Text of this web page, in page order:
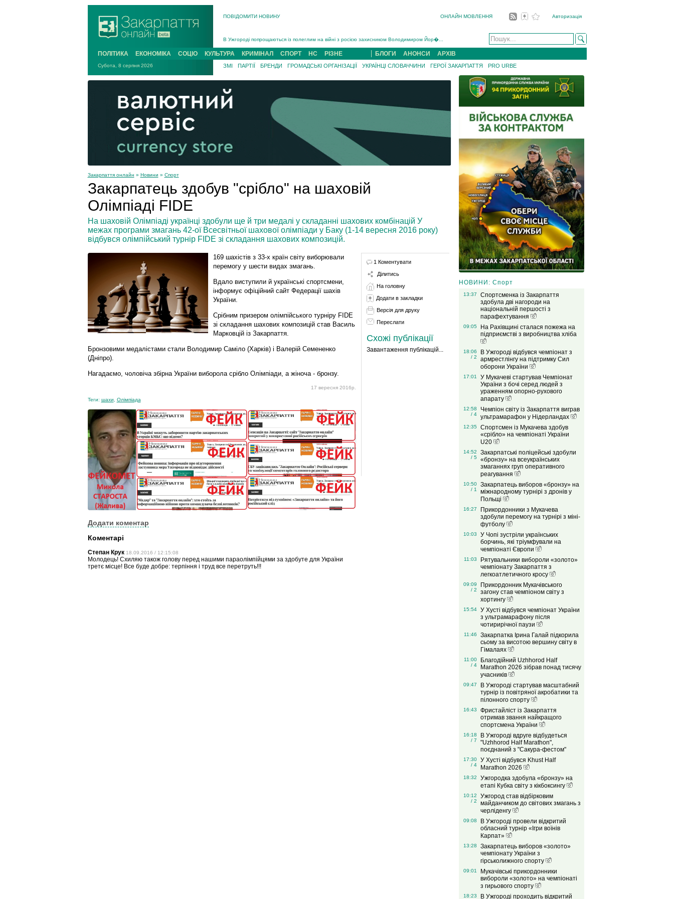
ПОВІДОМИТИ НОВИНУ ОНЛАЙН МОВЛЕННЯ Авторизація
В Ужгороді попрощаються із полеглим на війні з росією захисником Володимиром Йор�...
В Ужгороді 5 серпня попрощаються із захисником Богданом Югасом, який два роки �...
Підтвердили загибель захисника із Нанкова на Хустщині Юліана Гербея (ФОТО)[/gree...
На війні з рф поліг військовий з Виноградова Ігнат Роздяловський (ФОТО)...
На Хустщині внаслідок ДТП за участі трьох авто постраждали 13 людей (ФОТО)...
Інструктора районного ТЦК на Закарпатті судитимуть за обвинувачен...
ПОЛІТИКА ЕКОНОМІКА СОЦІО КУЛЬТУРА КРИМІНАЛ СПОРТ НС РІЗНЕ БЛОГИ АНОНСИ АРХІВ
Субота, 8 серпня 2026 ЗМІ ПАРТІЇ БРЕНДИ ГРОМАДСЬКІ ОРГАНІЗАЦІЇ УКРАЇНЦІ СЛОВАЧЧИНИ ГЕРОЇ ЗАКАРПАТТЯ PRO URBE
Закарпаття онлайн » Новини » Спорт
Закарпатець здобув "срібло" на шаховій
Олімпіаді FIDE
На шаховій Олімпіаді українці здобули ще й три медалі у складанні шахових комбінацій У
межах програми змагань 42-ої Всесвітньої шахової олімпіади у Баку (1-14 вересня 2016 року)
відбувся олімпійський турнір FIDE зі складання шахових композицій.
169 шахістів з 33-х країн світу виборювали
перемогу у шести видах змагань.
Вдало виступили й українські спортсмени,
інформує офіційний сайт Федерації шахів
України.
Срібним призером олімпійського турніру FIDE
зі складання шахових композицій став Василь
Марковцій із Закарпаття.
Бронзовими медалістами стали Володимир Саміло (Харків) і Валерій Семененко
(Дніпро).
Нагадаємо, чоловіча збірна України виборола срібло Олімпіади, а жіноча - бронзу.
17 вересня 2016р.
Теги: шахи Олімпіада
Додати коментар
Коментарі
Степан Крук 18.09.2016 / 12:15:08
Молодець! Схиляю також голову перед нашими параолімпійцями за здобуте для України
третє місце! Все буде добре: терпіння і труд все перетруть!!!
1 Коментувати
Ділитись
На головну
Додати в закладки
Версія для друку
Переслати
Схожі публікації
Завантаження публікацій...
НОВИНИ: Спорт
13:37
Спортсменка із Закарпаття
здобула дві нагороди на
національній першості з
парафехтування
09:05
На Рахівщині сталася пожежа на
підприємстві з виробництва хліба
18:06
/ 2
В Ужгороді відбувся чемпіонат з
армрестлінгу на підтримку Сил
оборони України
17:01
У Мукачеві стартував Чемпіонат
України з бочі серед людей з
ураженням опорно-рухового
апарату
12:58
/ 4
Чемпіон світу із Закарпаття виграв
ультрамарафон у Нідерландах
12:35
Спортсмен із Мукачева здобув
«срібло» на чемпіонаті України
U20
14:52
/ 5
Закарпатські поліцейські здобули
«бронзу» на всеукраїнських
змаганнях груп оперативного
реагування
10:50
/ 1
Закарпатець виборов «бронзу» на
міжнародному турнірі з дронів у
Польщі
16:27
Прикордонники з Мукачева
здобули перемогу на турнірі з міні-
футболу
10:03
У Чопі зустріли українських
борчинь, які тріумфували на
чемпіонаті Європи
11:03
Рятувальники вибороли «золото»
чемпіонату Закарпаття з
легкоатлетичного кросу
09:09
/ 2
Прикордонник Мукачівського
загону став чемпіоном світу з
хортингу
15:54
У Хусті відбувся чемпіонат України
з ультрамарафону після
чотирирічної паузи
11:46
Закарпатка Ірина Галай підкорила
сьому за висотою вершину світу в
Гімалаях
11:00
/ 4
Благодійний Uzhhorod Half
Marathon 2026 зібрав понад тисячу
учасників
09:47
В Ужгороді стартував масштабний
турнір із повітряної акробатики та
пілонного спорту
16:43
Фристайліст із Закарпаття
отримав звання найкращого
спортсмена України
16:18
/ 7
В Ужгороді вдруге відбудеться
"Uzhhorod Half Marathon",
поєднаний з "Сакура-фестом"
17:30
/ 4
У Хусті відбувся Khust Half
Marathon 2026
18:32
Ужгородка здобула «бронзу» на
етапі Кубка світу з кікбоксингу
10:12
/ 2
Ужгород став відбірковим
майданчиком до світових змагань з
черліденгу
09:08
В Ужгороді провели відкритий
обласний турнір «Ігри воїнів
Карпат»
13:28
Закарпатець виборов «золото»
чемпіонату України з
гірськолижного спорту
09:01
Мукачівські прикордонники
вибороли «золото» на чемпіонаті
з гирьового спорту
18:23
В Ужгороді проходить відкритий